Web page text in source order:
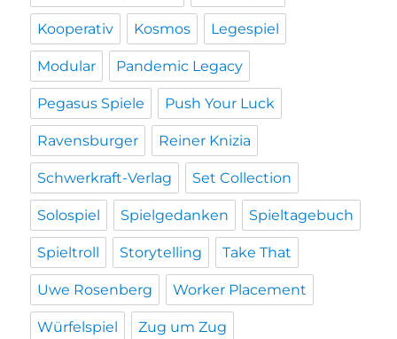
Kooperativ Kosmos Legespiel
Modular Pandemic Legacy
Pegasus Spiele Push Your Luck
Ravensburger Reiner Knizia
Schwerkraft-Verlag Set Collection
Solospiel Spielgedanken Spieltagebuch
Spieltroll Storytelling Take That
Uwe Rosenberg Worker Placement
Würfelspiel Zug um Zug